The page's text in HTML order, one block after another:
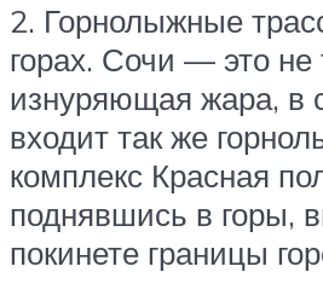
2. Горнолыжные
горах. Сочи — это не
изнуряющая жара, в
входит так же
комплекс Красная
поднявшись в горы,
покинете границы